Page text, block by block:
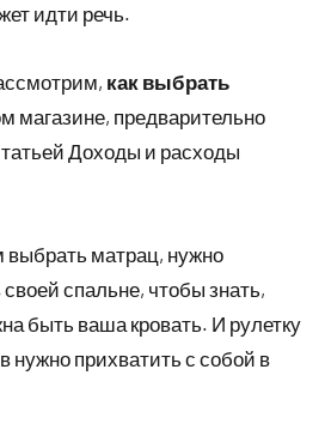
идти речь.
как выбрать
магазине, предварительно
Доходы и расходы
выбрать матрац, нужно
спальне, чтобы знать,
быть ваша кровать. И рулетку
нужно прихватить с собой в